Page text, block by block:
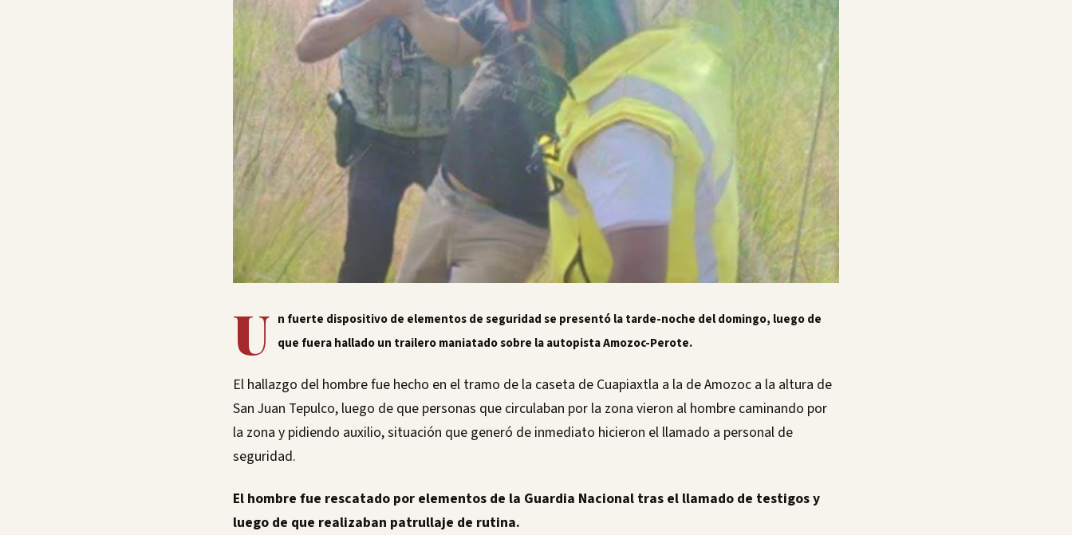
U n fuerte dispositivo de elementos de seguridad se presentó la tarde-noche del domingo, luego de
que fuera hallado un trailero maniatado sobre la autopista Amozoc-Perote.
El hallazgo del hombre fue hecho en el tramo de la caseta de Cuapiaxtla a la de Amozoc a la altura de
San Juan Tepulco, luego de que personas que circulaban por la zona vieron al hombre caminando por
la zona y pidiendo auxilio, situación que generó de inmediato hicieron el llamado a personal de
seguridad.
El hombre fue rescatado por elementos de la Guardia Nacional tras el llamado de testigos y
luego de que realizaban patrullaje de rutina.